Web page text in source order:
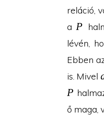
reláció,
a P
P
lévén,
Ebben
is. Mivel
P
P
ő maga,